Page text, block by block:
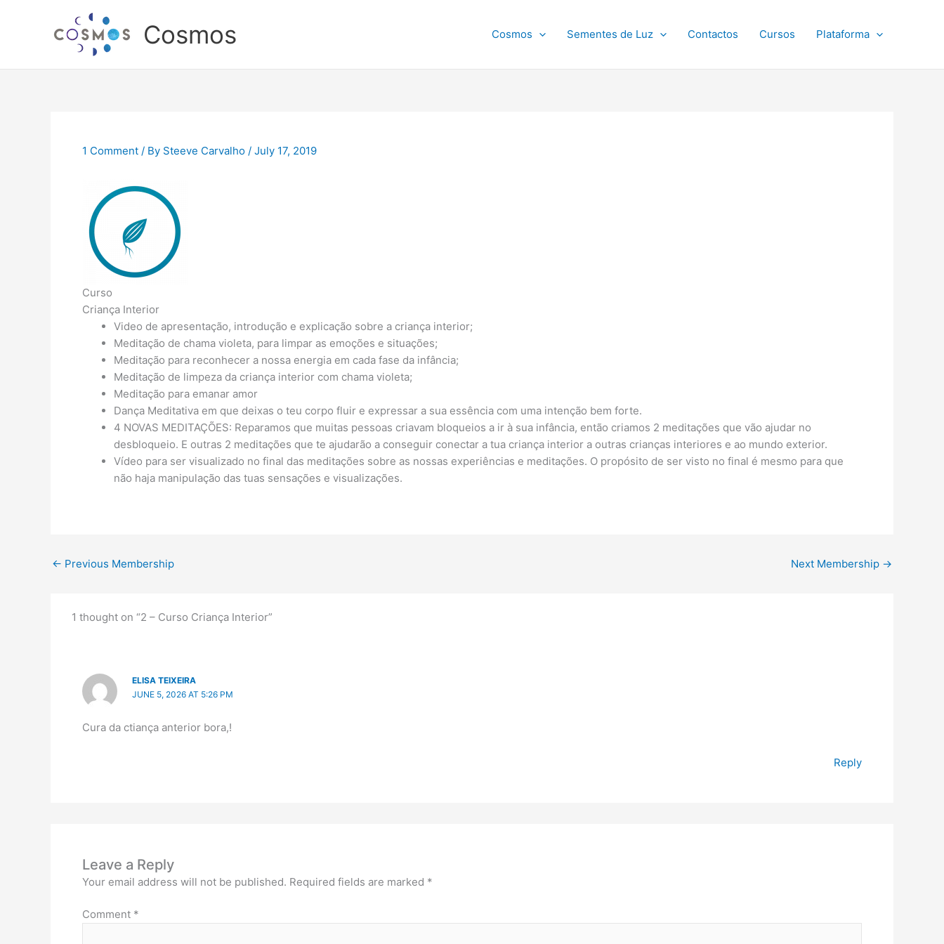
Cosmos Cosmos Sementes de Luz Contactos Cursos Plataforma
1 Comment / By Steeve Carvalho / July 17, 2019
Curso
Criança Interior
Video de apresentação, introdução e explicação sobre a criança interior;
Meditação de chama violeta, para limpar as emoções e situações;
Meditação para reconhecer a nossa energia em cada fase da infância;
Meditação de limpeza da criança interior com chama violeta;
Meditação para emanar amor
Dança Meditativa em que deixas o teu corpo fluir e expressar a sua essência com uma intenção bem forte.
4 NOVAS MEDITAÇÕES: Reparamos que muitas pessoas criavam bloqueios a ir à sua infância, então criamos 2 meditações que vão ajudar no
desbloqueio. E outras 2 meditações que te ajudarão a conseguir conectar a tua criança interior a outras crianças interiores e ao mundo exterior.
Vídeo para ser visualizado no final das meditações sobre as nossas experiências e meditações. O propósito de ser visto no final é mesmo para que
não haja manipulação das tuas sensações e visualizações.
← Previous Membership Next Membership →
1 thought on “2 – Curso Criança Interior”
ELISA TEIXEIRA
JUNE 5, 2026 AT 5:26 PM
Cura da ctiança anterior bora,!
Reply
Leave a Reply
Your email address will not be published. Required fields are marked *
Comment *